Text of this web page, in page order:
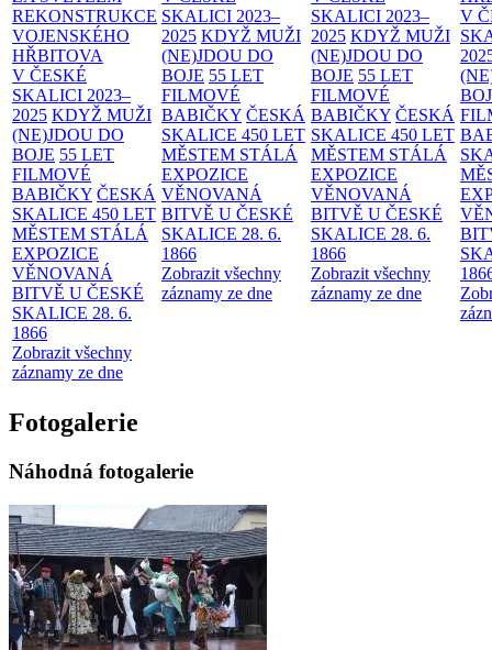
REKONSTRUKCE
VOJENSKÉHO
HŘBITOVA
V ČESKÉ
SKALICI 2023–
2025 KDYŽ MUŽI
(NE)JDOU DO
BOJE 55 LET
FILMOVÉ
BABIČKY ČESKÁ
SKALICE 450 LET
MĚSTEM STÁLÁ
EXPOZICE
VĚNOVANÁ
BITVĚ U ČESKÉ
SKALICE 28. 6.
1866
Zobrazit všechny
záznamy ze dne
SKALICI 2023–
2025 KDYŽ MUŽI
(NE)JDOU DO
BOJE 55 LET
FILMOVÉ
BABIČKY ČESKÁ
SKALICE 450 LET
MĚSTEM STÁLÁ
EXPOZICE
VĚNOVANÁ
BITVĚ U ČESKÉ
SKALICE 28. 6.
1866
Zobrazit všechny
záznamy ze dne
SKALICI 2023–
2025 KDYŽ MUŽI
(NE)JDOU DO
BOJE 55 LET
FILMOVÉ
BABIČKY ČESKÁ
SKALICE 450 LET
MĚSTEM STÁLÁ
EXPOZICE
VĚNOVANÁ
BITVĚ U ČESKÉ
SKALICE 28. 6.
1866
Zobrazit všechny
záznamy ze dne
V
Fotogalerie
Náhodná fotogalerie